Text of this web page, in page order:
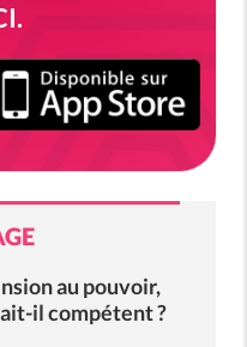
au pouvoir,
il compétent ?